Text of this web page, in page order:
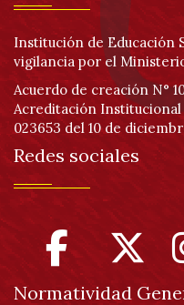
Institución de Educación
vigilancia por el
Acuerdo de creación N°
Acreditación Institucional
023653 del 10 de
Redes sociales
Normatividad